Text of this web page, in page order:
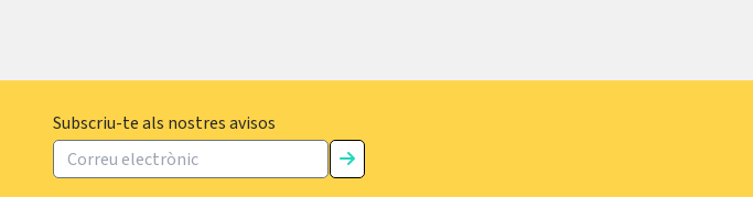
Subscriu-te als nostres avisos